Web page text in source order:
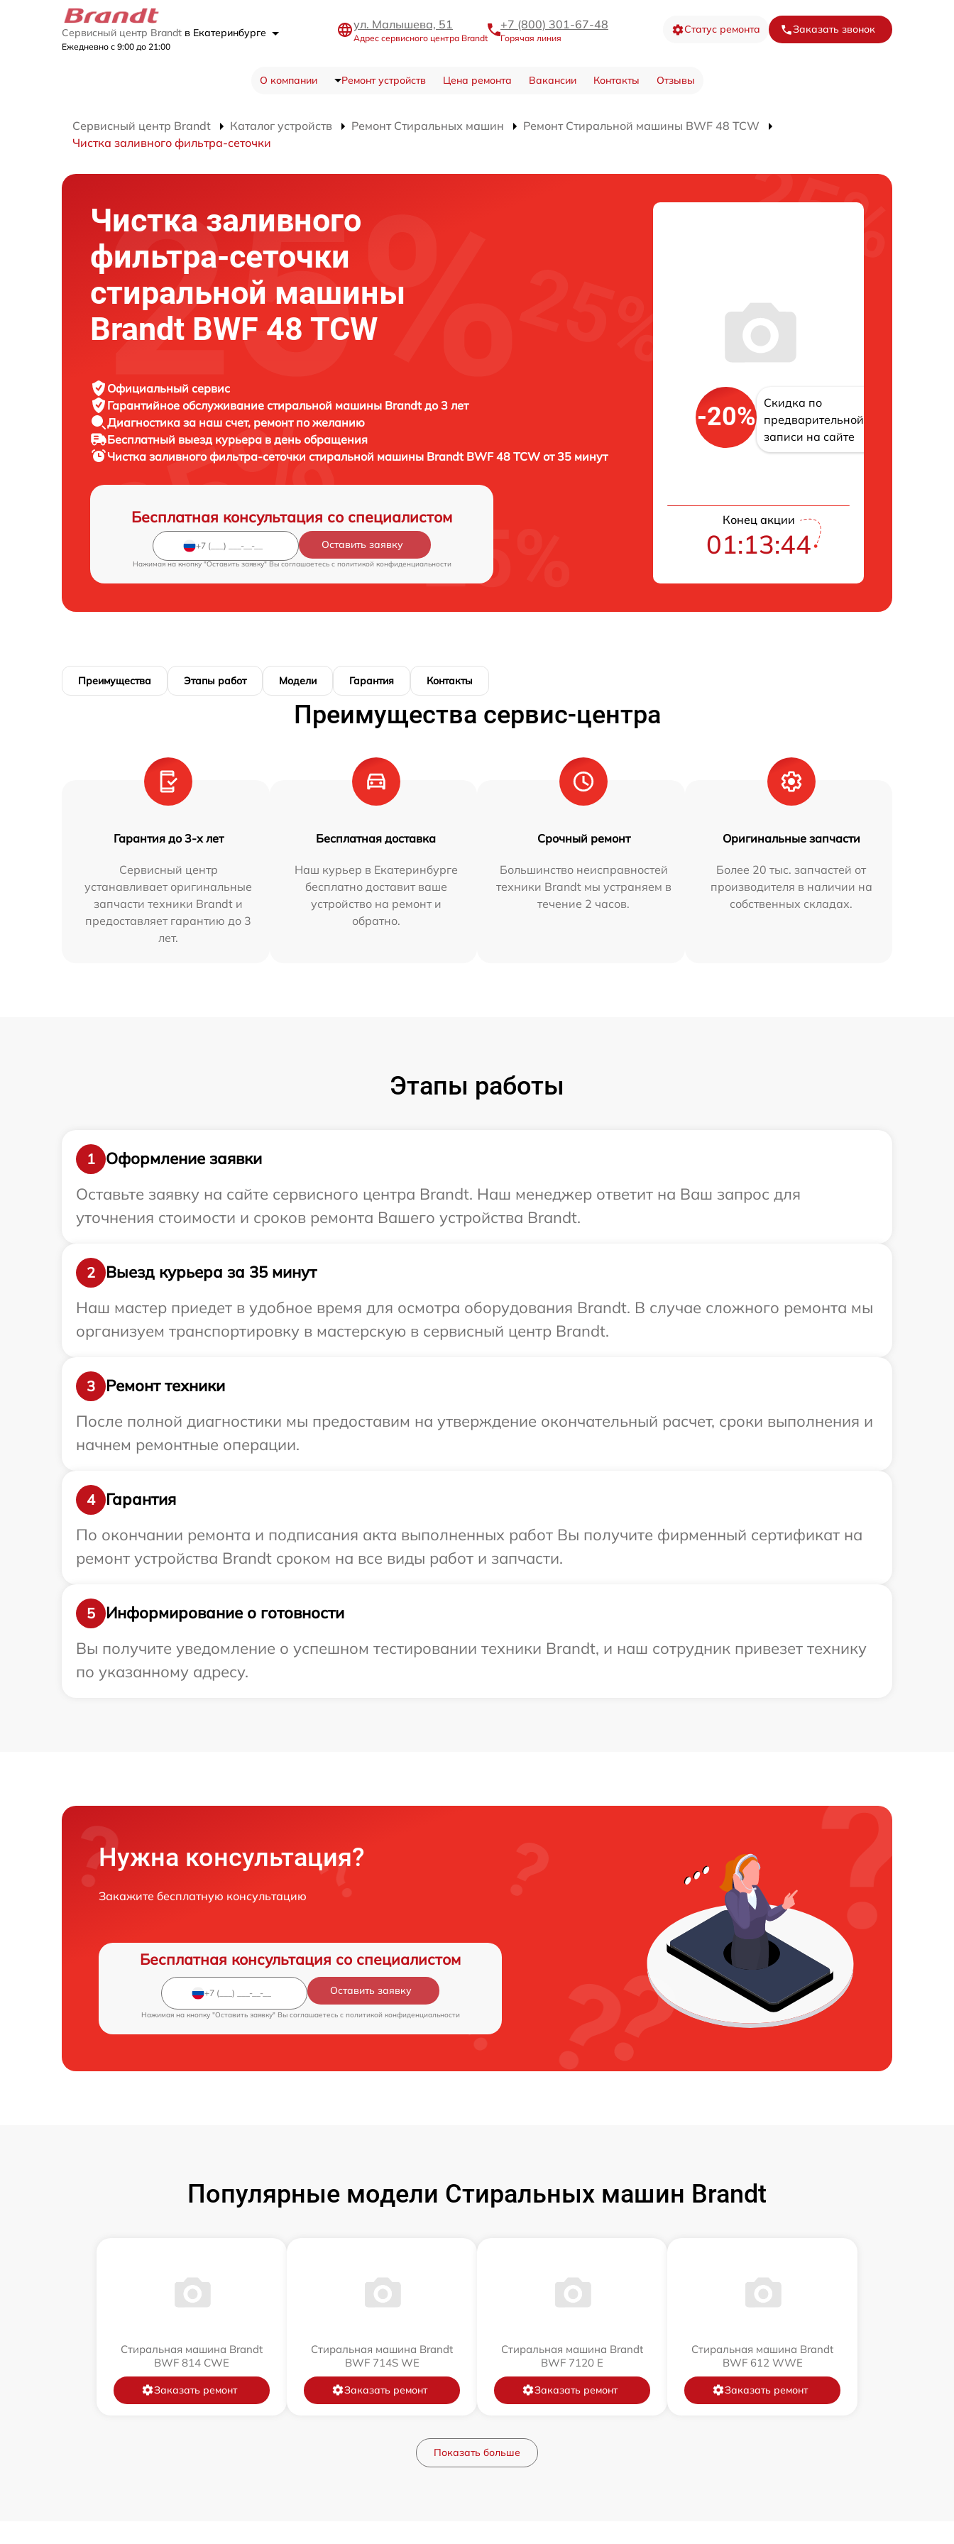
Сервисный центр Brandt в Екатеринбурге
Ежедневно с 9:00 до 21:00
ул. Малышева, 51
Адрес сервисного центра Brandt
+7 (800) 301-67-48
Горячая линия
Статус ремонта Заказать звонок
О компании Ремонт устройств Цена ремонта Вакансии Контакты Отзывы
Сервисный центр Brandt Каталог устройств Ремонт Стиральных машин
Ремонт Стиральной машины BWF 48 TCW
Чистка заливного фильтра-сеточки
Чистка заливного
фильтра-сеточки
стиральной машины
Brandt BWF 48 TCW
Официальный сервис
Гарантийное обслуживание стиральной машины Brandt до 3 лет
Диагностика за наш счет, ремонт по желанию
Бесплатный выезд курьера в день обращения
Чистка заливного фильтра-сеточки стиральной машины Brandt BWF 48 TCW от 35 минут
Бесплатная консультация со специалистом
Оставить заявку
Нажимая на кнопку "Оставить заявку" Вы соглашаетесь c политикой конфиденциальности
-20%
Скидка по
предварительной
записи на сайте
Конец акции
01:13:43
Преимущества Этапы работ Модели Гарантия Контакты
Преимущества сервис-центра
Гарантия до 3-х лет
Сервисный центр
устанавливает оригинальные
запчасти техники Brandt и
предоставляет гарантию до 3
лет.
Бесплатная доставка
Наш курьер в Екатеринбурге
бесплатно доставит ваше
устройство на ремонт и
обратно.
Срочный ремонт
Большинство неисправностей
техники Brandt мы устраняем в
течение 2 часов.
Оригинальные запчасти
Более 20 тыс. запчастей от
производителя в наличии на
собственных складах.
Этапы работы
1
Оформление заявки
Оставьте заявку на сайте сервисного центра Brandt. Наш менеджер ответит на Ваш запрос для
уточнения стоимости и сроков ремонта Вашего устройства Brandt.
2
Выезд курьера за 35 минут
Наш мастер приедет в удобное время для осмотра оборудования Brandt. В случае сложного ремонта мы
организуем транспортировку в мастерскую в сервисный центр Brandt.
3
Ремонт техники
После полной диагностики мы предоставим на утверждение окончательный расчет, сроки выполнения и
начнем ремонтные операции.
4
Гарантия
По окончании ремонта и подписания акта выполненных работ Вы получите фирменный сертификат на
ремонт устройства Brandt сроком на все виды работ и запчасти.
5
Информирование о готовности
Вы получите уведомление о успешном тестировании техники Brandt, и наш сотрудник привезет технику
по указанному адресу.
Нужна консультация?
Закажите бесплатную консультацию
Бесплатная консультация со специалистом
Оставить заявку
Нажимая на кнопку "Оставить заявку" Вы соглашаетесь c политикой конфиденциальности
Популярные модели Стиральных машин Brandt
Стиральная машина Brandt
BWF 814 CWE
Заказать ремонт
Стиральная машина Brandt
BWF 714S WE
Заказать ремонт
Стиральная машина Brandt
BWF 7120 E
Заказать ремонт
Стиральная машина Brandt
BWF 612 WWE
Заказать ремонт
Показать больше